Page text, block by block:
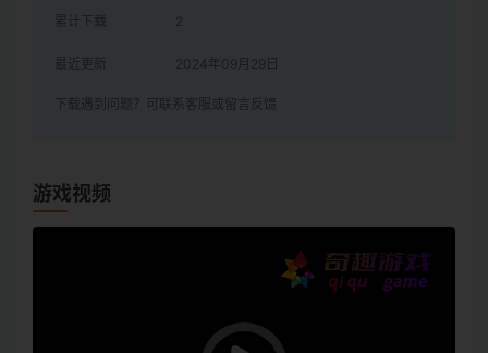
累计下载 2
最近更新 2024年09月29日
下载遇到问题？可联系客服或留言反馈
游戏视频